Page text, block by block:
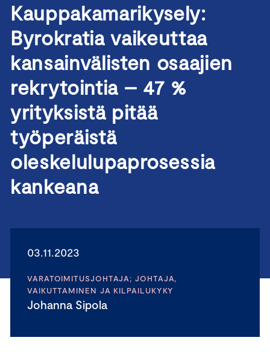
Kauppakamarikysely:
Byrokratia vaikeuttaa
kansainvälisten osaajien
rekrytointia – 47 %
yrityksistä pitää
työperäistä
oleskelulupaprosessia
kankeana
03.11.2023
VARATOIMITUSJOHTAJA; JOHTAJA,
VAIKUTTAMINEN JA KILPAILUKYKY
Johanna Sipola